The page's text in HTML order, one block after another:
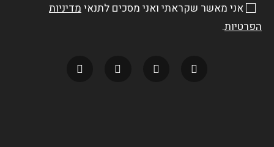
אני מאשר שקראתי ואני מסכים לתנאימדיניות
הפרטיות.